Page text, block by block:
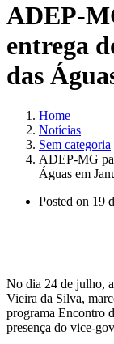
ADEP-
entrega
das
Home
Notícias
Sem categoria
ADEP-MG
Águas em
Posted on 19
No dia 24 de julho,
Vieira da Silva,
programa Encontro
presença do vice-